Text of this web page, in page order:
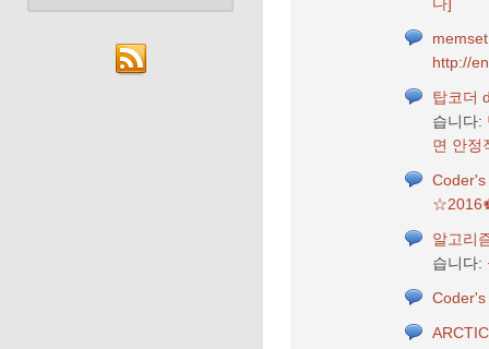
다]
http://
탑코더
습니다:
면 안정
알고리
습니다:
ARCTIC